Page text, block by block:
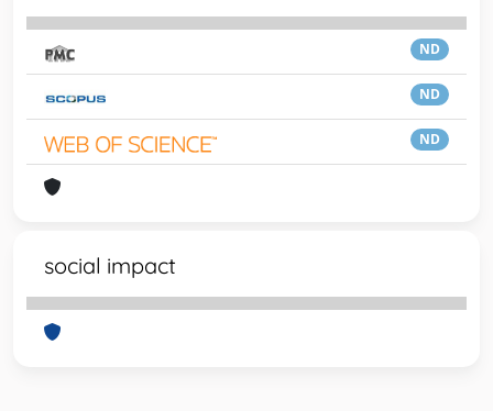
ND
ND
ND
social impact